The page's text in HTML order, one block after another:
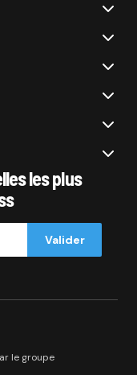
les plus
Valider
le groupe